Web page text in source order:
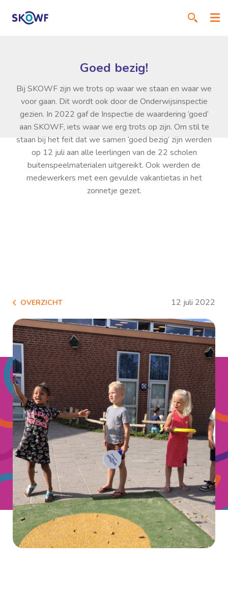
Goed bezig!
Bij SKOWF zijn we trots op waar we staan en waar we
voor gaan. Dit wordt ook door de Onderwijsinspectie
gezien. In 2022 gaf de Inspectie de waardering ‘goed’
aan SKOWF, iets waar we erg trots op zijn. Om stil te
staan bij het feit dat we samen ‘goed bezig’ zijn werden
op 12 juli aan alle leerlingen van de 22 scholen
buitenspeelmaterialen uitgereikt. Ook werden de
medewerkers met een gevulde vakantietas in het
zonnetje gezet.
OVERZICHT 12 juli 2022